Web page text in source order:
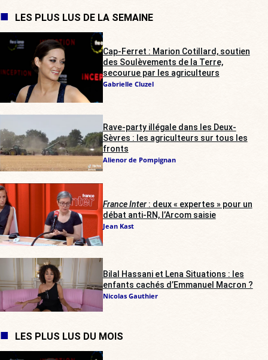
LES PLUS LUS DE LA SEMAINE
Cap-Ferret : Marion Cotillard, soutien
des Soulèvements de la Terre,
secourue par les agriculteurs
Gabrielle Cluzel
Rave-party illégale dans les Deux-
Sèvres : les agriculteurs sur tous les
fronts
Alienor de Pompignan
France Inter: deux « expertes » pour un
débat anti-RN, l’Arcom saisie
Jean Kast
Bilal Hassani et Lena Situations : les
enfants cachés d’Emmanuel Macron ?
Nicolas Gauthier
LES PLUS LUS DU MOIS